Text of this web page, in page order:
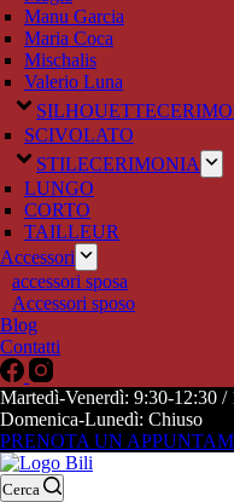
Manu Garcia
Maria Coca
Mischalis
Valerio Luna
SILHOUETTE
SCIVOLATO
STILECERIMONIA
LUNGO
CORTO
TAILLEUR
Accessori
accessori sposa
Accessori sposo
Blog
Contatti
Martedì-Venerdì: 9:30-12:30 /
Domenica-Lunedì: Chiuso
PRENOTA UN
Cerca